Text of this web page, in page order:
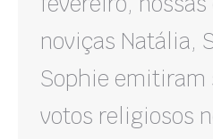
noviças Natália,
Sophie emitiram
votos religiosos